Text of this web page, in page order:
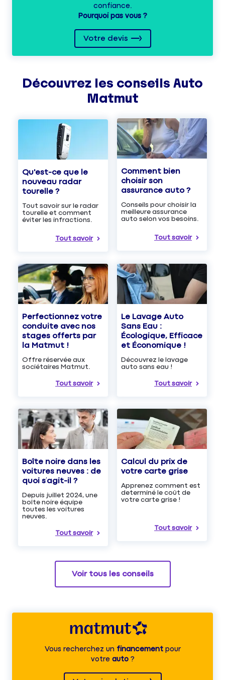
confiance.
Pourquoi pas vous ?
Votre devis
Découvrez les conseils Auto
Matmut
Qu'est-ce que le
nouveau radar
tourelle ?
Tout savoir sur le radar
tourelle et comment
éviter les infractions.
Tout savoir
Comment bien
choisir son
assurance auto ?
Conseils pour choisir la
meilleure assurance
auto selon vos besoins.
Tout savoir
Perfectionnez votre
conduite avec nos
stages offerts par
la Matmut !
Offre réservée aux
sociétaires Matmut.
Tout savoir
Le Lavage Auto
Sans Eau :
Écologique, Efficace
et Économique !
Découvrez le lavage
auto sans eau !
Tout savoir
Boîte noire dans les
voitures neuves : de
quoi s’agit-il ?
Depuis juillet 2024, une
boîte noire équipe
toutes les voitures
neuves.
Tout savoir
Calcul du prix de
votre carte grise
Apprenez comment est
determiné le coût de
votre carte grise !
Tout savoir
Voir tous les conseils
Vous recherchez unfinancementpour
votre auto?